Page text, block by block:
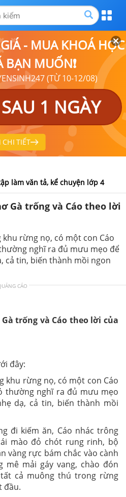
- MUA KHOÁ HỌC
BẠN MUỐN❗
(TỪ 10-12/08)
1 NGÀY
CHI TIẾT
làm văn tả, kể chuyện lớp 4
Gà trống và Cáo theo lời
rừng nọ, có một con Cáo
nghĩ ra đủ mưu mẹo để
cả tin, biến thành mồi ngon
CÁO
trống và Cáo theo lời của
đây:
khu rừng nọ, có một con Cáo
thường nghĩ ra đủ mưu mẹo
dạ, cả tin, biến thành mồi
đi kiếm ăn, Cáo nhác trông
mào đỏ chót rung rinh, bộ
vàng rực bám chắc vào cành
mê mải gáy vang, chào đón
cả muông thú trong rừng
đầu.